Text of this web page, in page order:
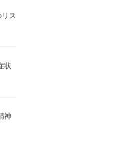
ス
状
神